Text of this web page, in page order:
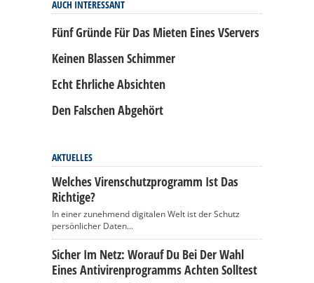
AUCH INTERESSANT
Fünf Gründe Für Das Mieten Eines VServers
Keinen Blassen Schimmer
Echt Ehrliche Absichten
Den Falschen Abgehört
AKTUELLES
Welches Virenschutzprogramm Ist Das
Richtige?
In einer zunehmend digitalen Welt ist der Schutz
persönlicher Daten...
Sicher Im Netz: Worauf Du Bei Der Wahl
Eines Antivirenprogramms Achten Solltest